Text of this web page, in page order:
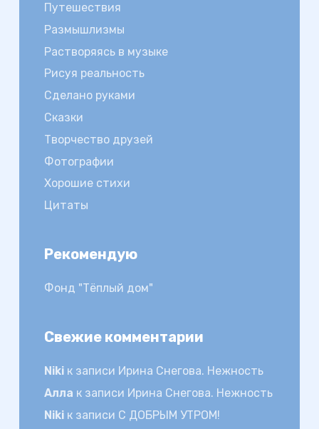
Путешествия
Размышлизмы
Растворяясь в музыке
Рисуя реальность
Сделано руками
Сказки
Творчество друзей
Фотографии
Хорошие стихи
Цитаты
Рекомендую
Фонд "Тёплый дом"
Свежие комментарии
Nikiк записи Ирина Снегова. Нежность
Алла к записи Ирина Снегова. Нежность
Nikiк записи С ДОБРЫМ УТРОМ!